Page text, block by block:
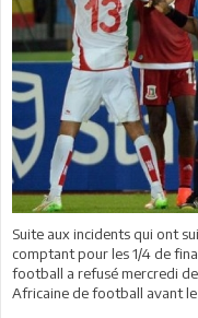
Suite aux incidents qui ont
comptant pour les 1/4 de
football a refusé mercredi
Africaine de football avant